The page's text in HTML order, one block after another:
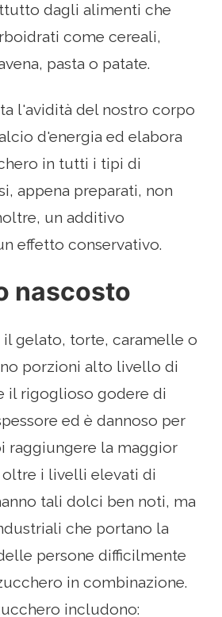
dagli alimenti che
come cereali,
pasta o patate.
l'avidità del nostro corpo
d'energia ed elabora
in tutti i tipi di
appena preparati, non
un additivo
effetto conservativo.
nascosto
il gelato, torte, caramelle o
porzioni alto livello di
il rigoglioso godere di
ed è dannoso per
raggiungere la maggior
i livelli elevati di
tali dolci ben noti, ma
che portano la
persone difficilmente
in combinazione.
includono: